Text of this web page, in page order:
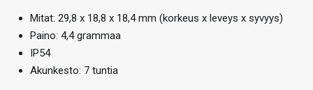
Mitat: 29,8 x 18,8 x 18,4 mm (korkeus x leveys x syvyys)
Paino: 4,4 grammaa
IP54
Akunkesto: 7 tuntia